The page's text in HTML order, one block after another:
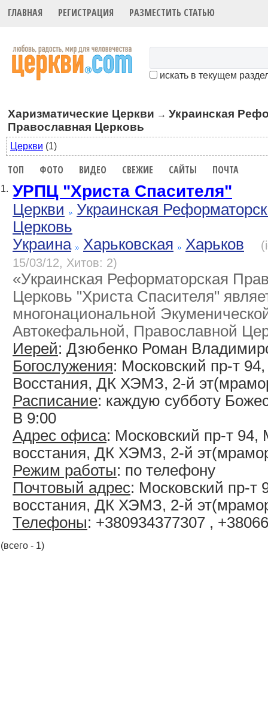
ГЛАВНАЯ РЕГИСТРАЦИЯ РАЗМЕСТИТЬ СТАТЬЮ
искать в текущем
Харизматические Церкви → Украинская
Православная Церковь
Церкви (1)
ТОП ФОТО ВИДЕО СВЕЖИЕ САЙТЫ ПОЧТА
1. УРПЦ "Христа Спасителя"
Церкви
Украинская
Церковь
Украина
Харьковская Харьков
15/03/12, Хитов: 2)
«Украинская Реформаторская
Церковь "Христа Спасителя"
многонациональной
Автокефальной, Православной
Иерей: Дзюбенко Роман
Богослужения: Московский пр-т
Восстания, ДК ХЭМЗ, 2-й
Расписание: каждую субботу
В 9:00
Адрес офиса: Московский пр-т 94,
восстания, ДК ХЭМЗ, 2-й
Режим работы: по телефону
Почтовый адрес: Московский пр-т
восстания, ДК ХЭМЗ, 2-й
Телефоны: +380934377307 ,
(всего - 1)